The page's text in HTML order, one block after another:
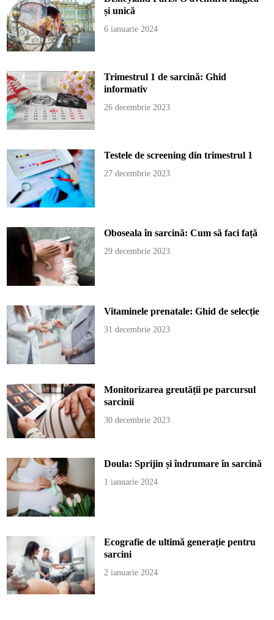
și unică
6 ianuarie 2024
Trimestrul 1 de sarcină: Ghid
informativ
26 decembrie 2023
Testele de screening din trimestrul 1
27 decembrie 2023
Oboseala în sarcină: Cum să faci față
29 decembrie 2023
Vitaminele prenatale: Ghid de selecție
31 decembrie 2023
Monitorizarea greutății pe parcursul
sarcinii
30 decembrie 2023
Doula: Sprijin și îndrumare în sarcină
1 ianuarie 2024
Ecografie de ultimă generație pentru
sarcini
2 ianuarie 2024